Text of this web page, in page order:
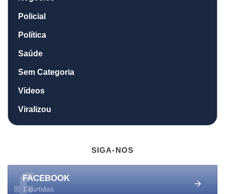
Policial
Política
Saúde
Sem Categoria
Vídeos
Viralizou
SIGA-NOS
FACEBOOK
1 curtidas